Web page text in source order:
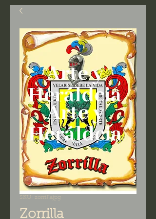
SKU: zorrillajpg
Zorrilla